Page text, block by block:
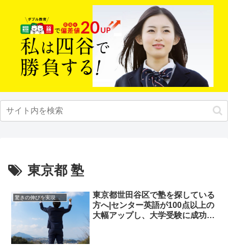
東京都 塾
驚きの伸びを実現｜先輩列伝
東京都世田谷区で塾を探している
方へ|センター英語が100点以上の
大幅アップし、大学受験に成功し